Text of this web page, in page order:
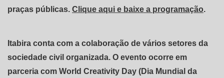
praças públicas. Clique aqui e baixe a programação.
Itabira conta com a colaboração de vários setores da
sociedade civil organizada. O evento ocorre em
parceria com World Creativity Day (Dia Mundial da